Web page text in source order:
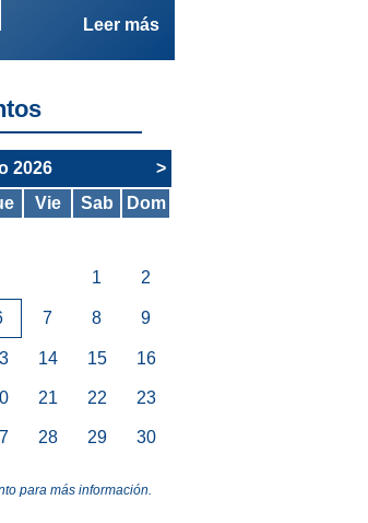
- OPE
CONCURSO OPOSICIÓN.
Leer más
2026
>
Vie Sab Dom
1 2
7 8 9
14 15 16
21 22 23
28 29 30
para más información.